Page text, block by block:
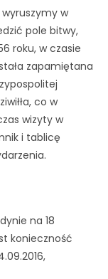
wyruszymy w
pole bitwy,
roku, w czasie
zapamiętana
co w
wizyty w
i tablicę
na 18
konieczność